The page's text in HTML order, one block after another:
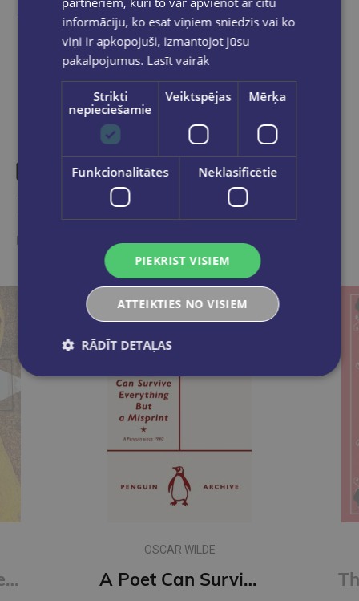
Dalies sociālajos tīklos:
Līdzīgas preces
Ieskaties, varbūt noder
EDGAR ALLAN POE
informāciju, ko esat viņiem sniedzis vai ko
viņi ir apkopojuši, izmantojot jūsu
pakalpojumus. Lasīt vairāk
Strikti
nepieciešamie
Veiktspējas Mērķa
Funkcionalitātes Neklasificētie
PIEKRIST VISIEM
ATTEIKTIES NO VISIEM
RĀDĪT DETAĻAS